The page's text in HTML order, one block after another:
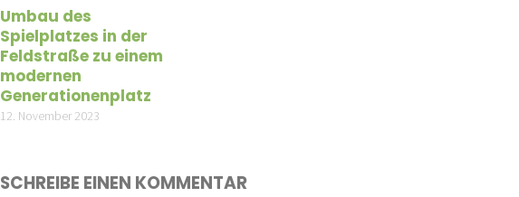
Umbau des
Spielplatzes in der
Feldstraße zu einem
modernen
Generationenplatz
12. November 2023
SCHREIBE EINEN KOMMENTAR